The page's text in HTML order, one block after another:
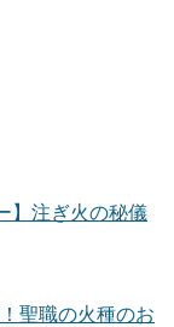
】注ぎ火の秘儀
聖職の火種のお